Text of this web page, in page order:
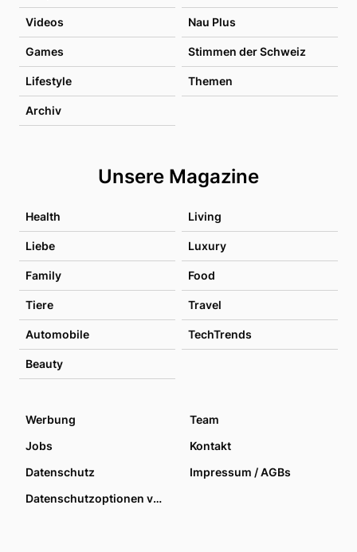
Videos Nau Plus
Games Stimmen der Schweiz
Lifestyle Themen
Archiv
Unsere Magazine
Health Living
Liebe Luxury
Family Food
Tiere Travel
Automobile TechTrends
Beauty
Werbung
Team
Jobs
Kontakt
Datenschutz
Impressum / AGBs
Datenschutzoptionen verwalten